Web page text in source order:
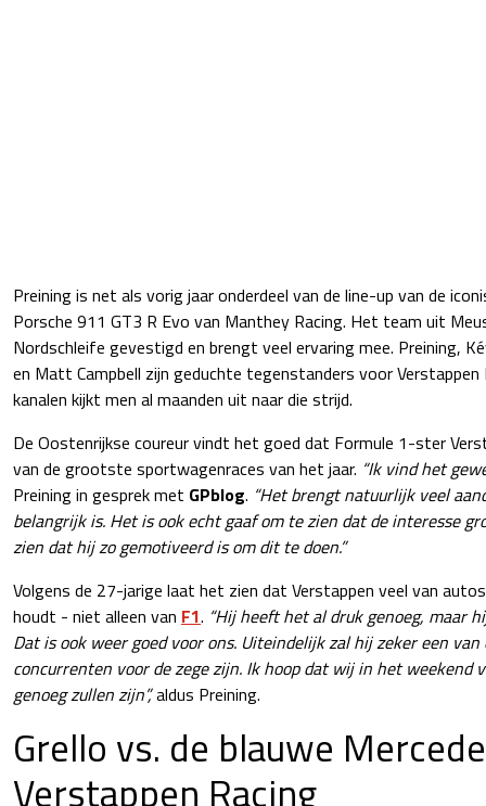
Preining is net als vorig jaar onderdeel van de line-up van de
Porsche 911 GT3 R Evo van Manthey Racing. Het team uit
Nordschleife gevestigd en brengt veel ervaring mee. Preining,
en Matt Campbell zijn geduchte tegenstanders voor Verstappen
kanalen kijkt men al maanden uit naar die strijd.
De Oostenrijkse coureur vindt het goed dat Formule 1-ster
van de grootste sportwagenraces van het jaar. “Ik vind het
Preining in gesprek met GPblog. “Het brengt natuurlijk veel
belangrijk is. Het is ook echt gaaf om te zien dat de interesse
zien dat hij zo gemotiveerd is om dit te doen.”
Volgens de 27-jarige laat het zien dat Verstappen veel van
houdt - niet alleen van F1. “Hij heeft het al druk genoeg, maar
Dat is ook weer goed voor ons. Uiteindelijk zal hij zeker een
concurrenten voor de zege zijn. Ik hoop dat wij in het weekend
genoeg zullen zijn”,aldus Preining.
Grello vs. de blauwe
Verstappen Racing